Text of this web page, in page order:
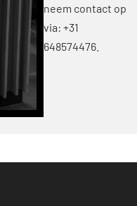
neem contact op
via: +31
648574476.